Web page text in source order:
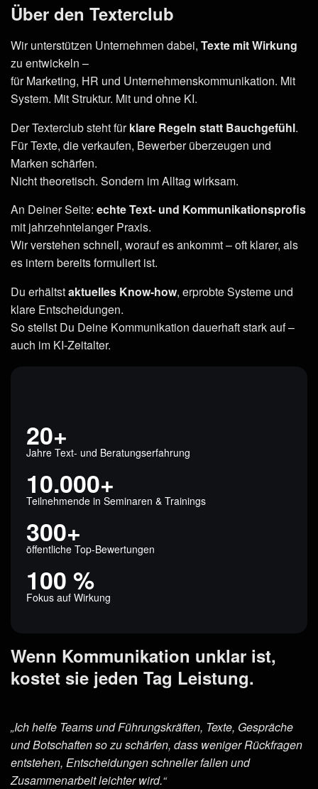
Über den Texterclub
Wir unterstützen Unternehmen dabei, Texte mit Wirkung
zu entwickeln –
für Marketing, HR und Unternehmenskommunikation. Mit
System. Mit Struktur. Mit und ohne KI.
Der Texterclub steht fürklare Regeln statt Bauchgefühl.
Für Texte, die verkaufen, Bewerber überzeugen und
Marken schärfen.
Nicht theoretisch. Sondern im Alltag wirksam.
An Deiner Seite: echte Text- und Kommunikationsprofis
mit jahrzehntelanger Praxis.
Wir verstehen schnell, worauf es ankommt – oft klarer, als
es intern bereits formuliert ist.
Du erhältstaktuelles Know-how, erprobte Systeme und
klare Entscheidungen.
So stellst Du Deine Kommunikation dauerhaft stark auf –
auch im KI-Zeitalter.
20+
Jahre Text- und Beratungserfahrung
10.000+
Teilnehmende in Seminaren & Trainings
300+
öffentliche Top-Bewertungen
100 %
Fokus auf Wirkung
Wenn Kommunikation unklar ist,
kostet sie jeden Tag Leistung.
„Ich helfe Teams und Führungskräften, Texte, Gespräche
und Botschaften so zu schärfen, dass weniger Rückfragen
entstehen, Entscheidungen schneller fallen und
Zusammenarbeit leichter wird.“